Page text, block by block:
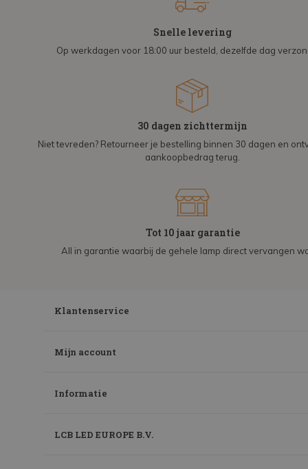
Snelle levering
Op werkdagen voor 18:00 uur besteld, dezelfde dag
30 dagen zichttermijn
Niet tevreden? Retourneer je bestelling binnen 30 dagen en
aankoopbedrag terug.
Tot 10 jaar garantie
All in garantie waarbij de gehele lamp direct vervangen
Klantenservice
Mijn account
Informatie
LCB LED EUROPE B.V.